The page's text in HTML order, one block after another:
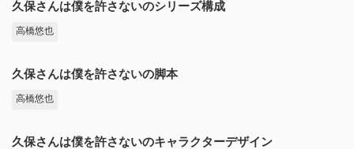
久保さんは僕を許さないのシリーズ構成
高橋悠也
久保さんは僕を許さないの脚本
高橋悠也
久保さんは僕を許さないのキャラクターデザイン